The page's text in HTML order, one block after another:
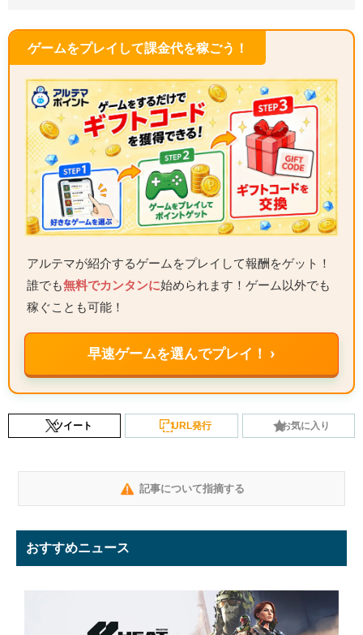
ゲームをプレイして課金代を稼ごう！
アルテマが紹介するゲームをプレイして報酬をゲット！
誰でも無料でカンタンに始められます！ゲーム以外でも
稼ぐことも可能！
早速ゲームを選んでプレイ！ ›
ツイート URL発行 お気に入り
記事について指摘する
おすすめニュース